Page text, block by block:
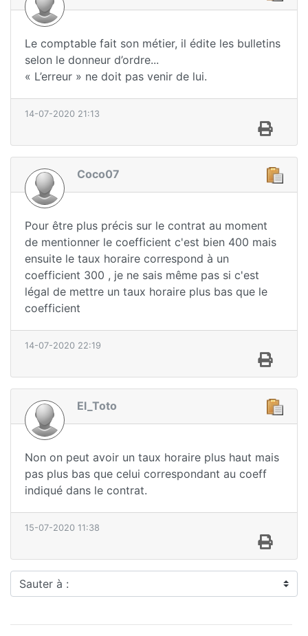
Le comptable fait son métier, il édite les bulletins
selon le donneur d’ordre...
« L’erreur » ne doit pas venir de lui.
14-07-2020 21:13
Coco07
Pour être plus précis sur le contrat au moment
de mentionner le coefficient c'est bien 400 mais
ensuite le taux horaire correspond à un
coefficient 300 , je ne sais même pas si c'est
légal de mettre un taux horaire plus bas que le
coefficient
14-07-2020 22:19
El_Toto
Non on peut avoir un taux horaire plus haut mais
pas plus bas que celui correspondant au coeff
indiqué dans le contrat.
15-07-2020 11:38
Sauter à :